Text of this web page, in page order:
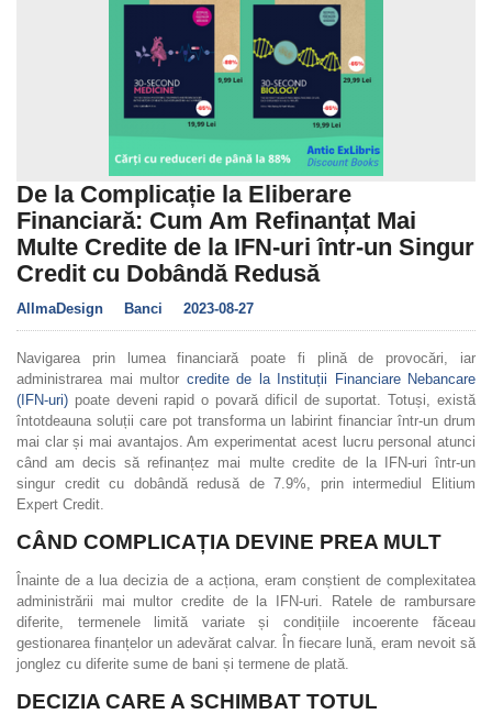
De la Complicație la Eliberare
Financiară: Cum Am Refinanțat Mai
Multe Credite de la IFN-uri într-un Singur
Credit cu Dobândă Redusă
AllmaDesign Banci 2023-08-27
Navigarea prin lumea financiară poate fi plină de provocări, iar
administrarea mai multor credite de la Instituții Financiare Nebancare
(IFN-uri) poate deveni rapid o povară dificil de suportat. Totuși, există
întotdeauna soluții care pot transforma un labirint financiar într-un drum
mai clar și mai avantajos. Am experimentat acest lucru personal atunci
când am decis să refinanțez mai multe credite de la IFN-uri într-un
singur credit cu dobândă redusă de 7.9%, prin intermediul Elitium
Expert Credit.
CÂND COMPLICAȚIA DEVINE PREA MULT
Înainte de a lua decizia de a acționa, eram conștient de complexitatea
administrării mai multor credite de la IFN-uri. Ratele de rambursare
diferite, termenele limită variate și condițiile incoerente făceau
gestionarea finanțelor un adevărat calvar. În fiecare lună, eram nevoit să
jonglez cu diferite sume de bani și termene de plată.
DECIZIA CARE A SCHIMBAT TOTUL